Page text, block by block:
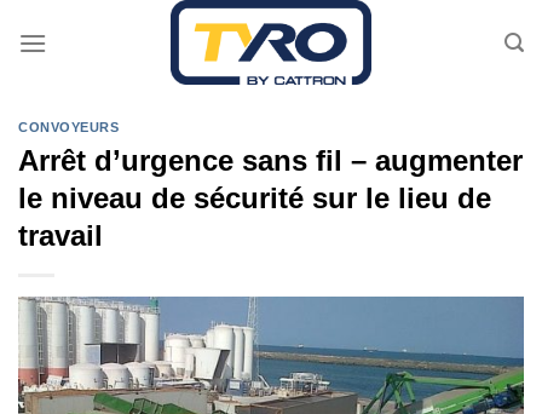
CONVOYEURS
Arrêt d’urgence sans fil – augmenter
le niveau de sécurité sur le lieu de
travail